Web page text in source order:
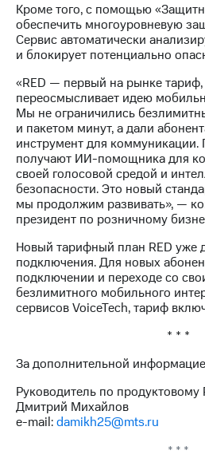
акционеров
Личный
кабинет
акционера
Акционерный
капитал
Контроль
и
аудит
Рынок
акций
Описание
Программа
приобретения
Порядок
выкупа
акций
Дивиденды
Рынок
Еврооблигации-2023
о
погашении
именных
Кроме того, с помощью
обеспечить многоуровневую
Сервис автоматически
и блокирует потенциально
«RED — первый на рынке
переосмысливает идею
Мы не ограничились
и пакетом минут, а дали
инструмент для коммуникации.
получают ИИ-помощника для
своей голосовой средой и
безопасности. Это новый
мы продолжим развивать», —
президент по розничному
Новый тарифный план RED уже
подключения. Для новых
подключении и переходе со
безлимитного мобильного
сервисов VoiceTech, тариф
* * *
За дополнительной
Руководитель по
Дмитрий Михайлов
e-mail:damikh25@mts.ru
* * *